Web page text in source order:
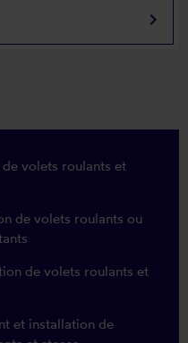
keyboard_arrow_right
volets roulants et
de volets roulants ou
de volets roulants et
et installation de